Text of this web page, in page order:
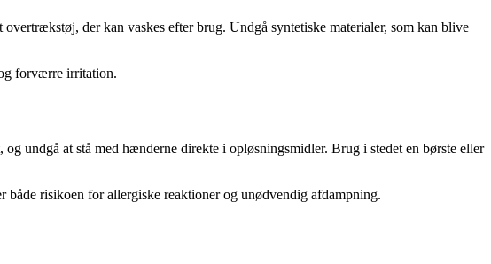
overtrækstøj, der kan vaskes efter brug. Undgå syntetiske materialer, som kan blive
forværre irritation.
undgå at stå med hænderne direkte i opløsningsmidler. Brug i stedet en børste eller
risikoen for allergiske reaktioner og unødvendig afdampning.